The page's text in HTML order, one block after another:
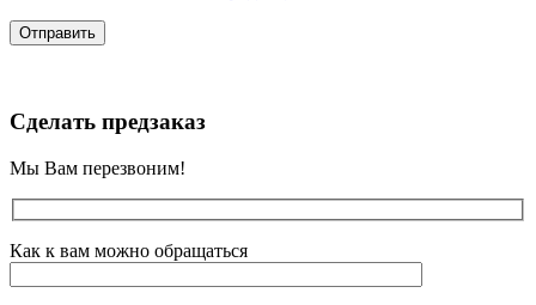
Сделать предзаказ
Мы Вам перезвоним!
Как к вам можно обращаться